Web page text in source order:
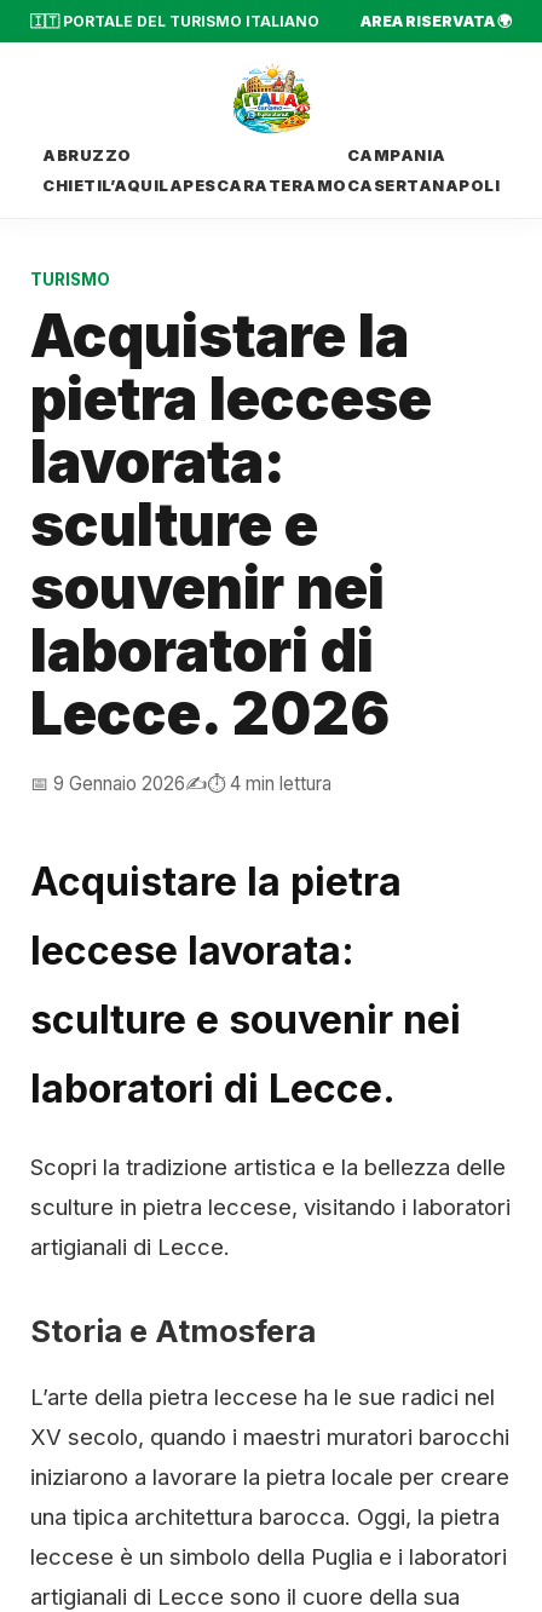
🇮🇹 PORTALE DEL TURISMO ITALIANO AREA RISERVATA 🌍
ABRUZZO
CHIETIL’AQUILAPESCARA TERAMO
CAMPANIA
CASERTANAPOLI
TURISMO
Acquistare la
pietra leccese
lavorata:
sculture e
souvenir nei
laboratori di
Lecce. 2026
📅 9 Gennaio 2026✍️⏱️ 4 min lettura
Acquistare la pietra
leccese lavorata:
sculture e souvenir nei
laboratori di Lecce.
Scopri la tradizione artistica e la bellezza delle
sculture in pietra leccese, visitando i laboratori
artigianali di Lecce.
Storia e Atmosfera
L’arte della pietra leccese ha le sue radici nel
XV secolo, quando i maestri muratori barocchi
iniziarono a lavorare la pietra locale per creare
una tipica architettura barocca. Oggi, la pietra
leccese è un simbolo della Puglia e i laboratori
artigianali di Lecce sono il cuore della sua